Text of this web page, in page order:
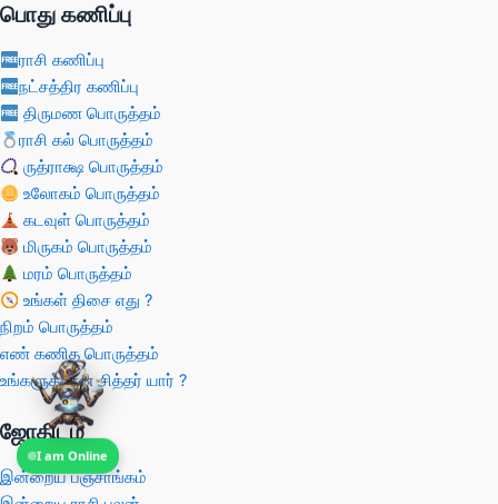
பொது கணிப்பு
ராசி கணிப்பு
நட்சத்திர கணிப்பு
திருமண பொருத்தம்
ராசி கல் பொருத்தம்
ருத்ராக்ஷ பொருத்தம்
உலோகம் பொருத்தம்
கடவுள் பொருத்தம்
மிருகம் பொருத்தம்
மரம் பொருத்தம்
உங்கள் திசை எது ?
நிறம் பொருத்தம்
எண் கணித பொருத்தம்
உங்களுக்கான சித்தர் யார் ?
ஜோதிடம்
இன்றைய பஞ்சாங்கம்
I am Online